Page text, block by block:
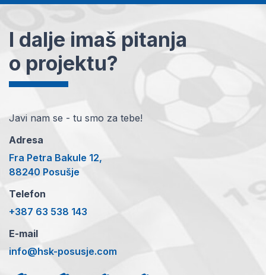
I dalje imaš pitanja
o projektu?
Javi nam se - tu smo za tebe!
Adresa
Fra Petra Bakule 12,
88240 Posušje
Telefon
+387 63 538 143
E-mail
info@hsk-posusje.com